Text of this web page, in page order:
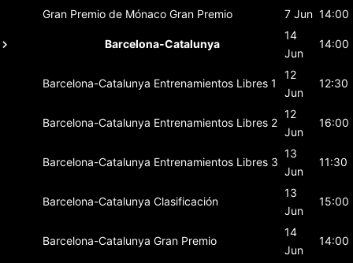
Gran Premio de Mónaco Gran Premio 7 Jun 14:00
Barcelona-Catalunya
14
Jun
14:00
Barcelona-Catalunya Entrenamientos Libres 1
12
Jun
12:30
Barcelona-Catalunya Entrenamientos Libres 2
12
Jun
16:00
Barcelona-Catalunya Entrenamientos Libres 3
13
Jun
11:30
Barcelona-Catalunya Clasificación
13
Jun
15:00
Barcelona-Catalunya Gran Premio
14
Jun
14:00